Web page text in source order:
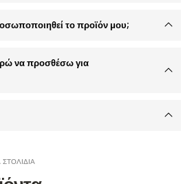
το προϊόν μου;
να προσθέσω για